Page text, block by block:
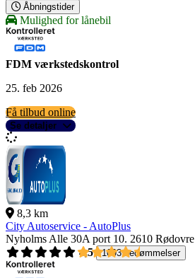
Åbningstider
Mulighed for lånebil
FDM værkstedskontrol
25. feb 2026
Få tilbud online
Se detaljer
8,3 km
City Autoservice - AutoPlus
Nyholms Alle 30A port 10. 2610 Rødovre
4,5
1093 bedømmelser